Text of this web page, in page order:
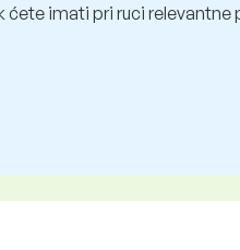
imati pri ruci relevantne